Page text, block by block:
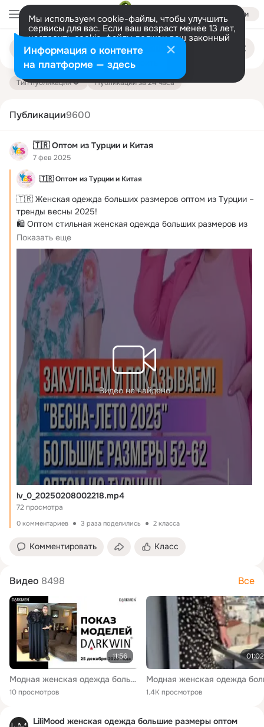
Войти
Мы используем cookie-файлы, чтобы улучшить
сервисы для вас. Если ваш возраст менее 13 лет,
настроить cookie-файлы должен ваш законный
представитель. Больше информации
Разрешить все Настроить
Поиск
публикациям
Тип публикации Публикации за 24 часа
Публикации9600
🇹🇷 Оптом из Турции и Китая
7 фев 2025
🇹🇷 Оптом из Турции и Китая
🇹🇷 Женская одежда больших размеров оптом из Турции –
тренды весны 2025!
🛍️ Оптом стильная женская одежда больших размеров из
Турции!
Показать еще
Видео не найдено
lv_0_20250208002218.mp4
72 просмотра
0 комментариев 3 раза поделились 2 класса
Комментировать Класс
Видео 8498 Все
11:56
Модная женская одежда больших размеров от производителя одежды DARKMEN. Турция. Стамбул.
10 просмотров
01:02
1.4K просмотров
LiliMood женская одежда большие размеры оптом
Информация о контенте
на платформе — здесь